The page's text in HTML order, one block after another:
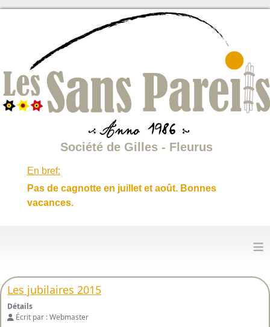
Société de Gilles - Fleurus
En bref:
Pas de cagnotte en juillet et août. Bonnes
vacances.
≡
Les jubilaires 2015
Détails
Écrit par :Webmaster